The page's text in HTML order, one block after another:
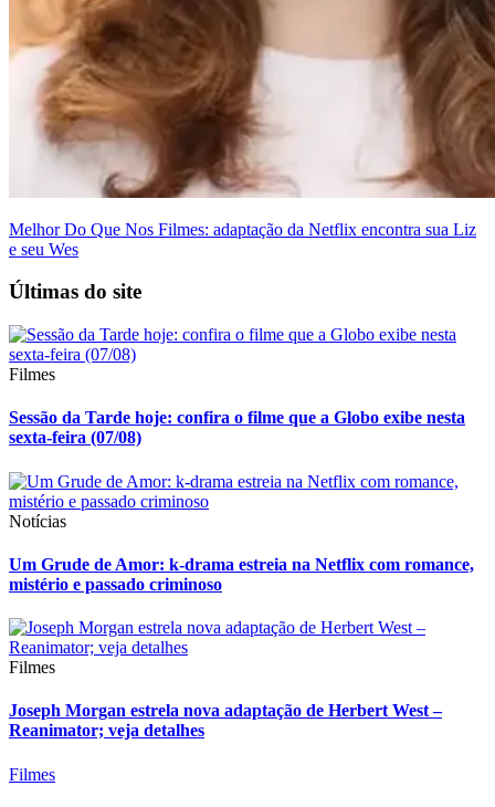
Melhor Do Que Nos Filmes: adaptação da Netflix encontra sua Liz
e seu Wes
Últimas do site
Filmes
Sessão da Tarde hoje: confira o filme que a Globo exibe nesta
sexta-feira (07/08)
Notícias
Um Grude de Amor: k-drama estreia na Netflix com romance,
mistério e passado criminoso
Filmes
Joseph Morgan estrela nova adaptação de Herbert West –
Reanimator; veja detalhes
Filmes